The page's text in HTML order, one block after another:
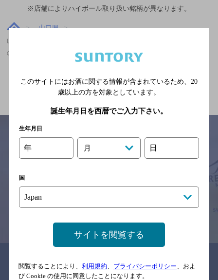
※店舗によりハイボール取り扱い銘柄が異なります。
山口県
山口県,和食,ザ・プレミアム・モルツが飲める,座敷あり,個室あり
の神泡超達人店
関連ページ
サイトマップ 利用規約
念のためお店にご確認の上ご来店くださいますようお願い申し上げま
このサイトにはお酒に関する情報が含まれているため、 20
歳以上の方を対象としています。
誕生年月日を西暦でご入力下さい。
生年月日
年 月 日
国
サイトを閲覧する
閲覧することにより、 利用規約 プライバシーポリシー 、およ
び Cookie の使用に同意したことになります。